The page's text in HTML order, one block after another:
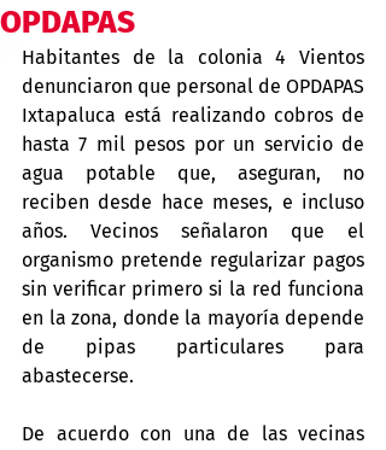
OPDAPAS
Habitantes de la colonia 4 Vientos
denunciaron que personal de OPDAPAS
Ixtapaluca está realizando cobros de
hasta 7 mil pesos por un servicio de
agua potable que, aseguran, no
reciben desde hace meses, e incluso
años. Vecinos señalaron que el
organismo pretende regularizar pagos
sin verificar primero si la red funciona
en la zona, donde la mayoría depende
de pipas particulares para
abastecerse.
De acuerdo con una de las vecinas